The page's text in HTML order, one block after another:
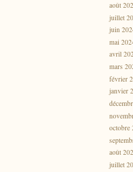
août
juillet
juin
mai
avril
mars
février
janvier
octobre
août
juillet